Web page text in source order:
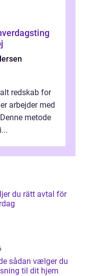
redskab for
arbejder med
metode
du
til dit hjem